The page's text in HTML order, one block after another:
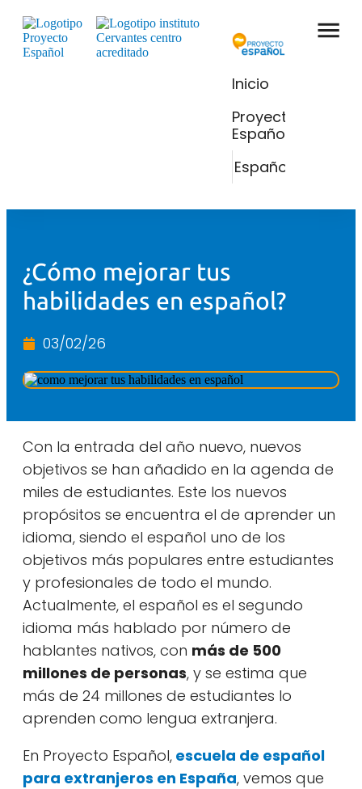
Inicio
Proyecto
Español
Español
¿Cómo mejorar tus
habilidades en español?
03/02/26
Con la entrada del año nuevo, nuevos
objetivos se han añadido en la agenda de
miles de estudiantes. Este los nuevos
propósitos se encuentra el de aprender un
idioma, siendo el español uno de los
objetivos más populares entre estudiantes
y profesionales de todo el mundo.
Actualmente, el español es el segundo
idioma más hablado por número de
hablantes nativos, con más de 500
millones de personas, y se estima que
más de 24 millones de estudiantes lo
aprenden como lengua extranjera.
En Proyecto Español, escuela de español
para extranjeros en España, vemos que